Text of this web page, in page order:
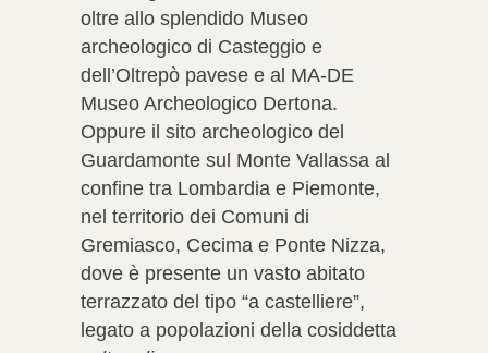
oltre allo splendido Museo
archeologico di Casteggio e
dell’Oltrepò pavese e al MA‑DE
Museo Archeologico Dertona.
Oppure il sito archeologico del
Guardamonte sul Monte Vallassa al
confine tra Lombardia e Piemonte,
nel territorio dei Comuni di
Gremiasco, Cecima e Ponte Nizza,
dove è presente un vasto abitato
terrazzato del tipo “a castelliere”,
legato a popolazioni della cosiddetta